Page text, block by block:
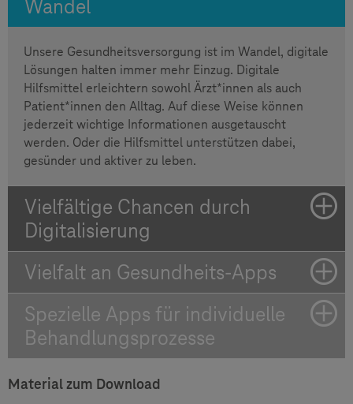
Wandel
Unsere Gesundheitsversorgung ist im Wandel, digitale
Lösungen halten immer mehr Einzug. Digitale
Hilfsmittel erleichtern sowohl Ärzt*innen als auch
Patient*innen den Alltag. Auf diese Weise können
jederzeit wichtige Informationen ausgetauscht
werden. Oder die Hilfsmittel unterstützen dabei,
gesünder und aktiver zu leben.
Vielfältige Chancen durch
Digitalisierung
Vielfalt an Gesundheits-Apps
Spezielle Apps für individuelle
Behandlungsprozesse
Material zum Download